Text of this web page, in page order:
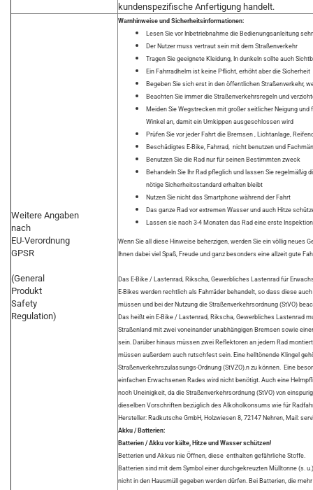
kundenspezifische Anfertigung handelt.
Weitere Angaben
nach
EU-Verordnung
GPSR
(General
Produkt
Safety
Regulation)
Warnhinweise und Sicherheitsinformationen:
Lesen Sie vor Inbetriebnahme die Bedienungsanleitung
Der Nutzer muss vertraut sein mit dem Straßenverkehr
Tragen Sie geeignete Kleidung, In dunkeln sollte auch
Ein Fahrradhelm ist keine Pflicht, erhöht aber die Sicherheit
Begeben Sie sich erst in den öffentlichen Straßenverkehr,
Beachten Sie immer die Straßenverkehrsregeln und
Meiden Sie Wegstrecken mit großer seitlicher Neigung
Winkel an, damit ein Umkippen ausgeschlossen wird
Prüfen Sie vor jeder Fahrt die Bremsen , Lichtanlage,
Beschädigtes E-Bike, Fahrrad, nicht benutzen und
Benutzen Sie die Rad nur für seinen Bestimmten zweck
Behandeln Sie Ihr Rad pfleglich und lassen Sie regelmäßig
nötige Sicherheitsstandard erhalten bleibt
Nutzen Sie nicht das Smartphone während der Fahrt
Das ganze Rad vor extremen Wasser und auch Hitze
Lassen sie nach 3-4 Monaten das Rad eine erste
Wenn Sie all diese Hinweise beherzigen, werden Sie ein völlig neues
Ihnen dabei viel Spaß, Freude und ganz besonders eine allzeit gute
Das E-Bike / Lastenrad, Rikscha, Gewerbliches Lastenrad für
E-Bikes werden rechtlich als Fahrräder behandelt, so dass diese
müssen und bei der Nutzung die Straßenverkehrsordnung (StVO)
Das heißt ein E-Bike / Lastenrad, Rikscha, Gewerbliches Lastenrad
Straßenland mit zwei voneinander unabhängigen Bremsen sowie
sein. Darüber hinaus müssen zwei Reflektoren an jedem Rad
müssen außerdem auch rutschfest sein. Eine helltönende Klingel
Straßenverkehrszulassungs-Ordnung (StVZO).n zu können. Eine
einfachen Erwachsenen Rades wird nicht benötigt. Auch eine
noch Uneinigkeit, da die Straßenverkehrsordnung (StVO) von
dieselben Vorschriften bezüglich des Alkoholkonsums wie für
Hersteller: Radkutsche GmbH, Holzwiesen 8, 72147 Nehren, Mail:
Akku / Batterien:
Batterien / Akku vor kälte, Hitze und Wasser schützen!
Betterien und Akkus nie Öffnen, diese enthalten gefährliche Stoffe.
Batterien sind mit dem Symbol einer durchgekreuzten Mülltonne (s.
nicht in den Hausmüll gegeben werden dürfen. Bei Batterien, die